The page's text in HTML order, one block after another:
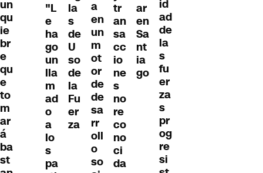
un
qu
ie
br
e
qu
e
to
m
ar
á
ba
st
"L
e
ha
go
un
lla
m
ad
o
a
lo
s
pa
la
s
de
U
so
de
la
Fu
er
za
a
en
un
m
ot
or
de
de
sa
rr
oll
o
so
tr
an
sa
cc
io
ne
s
no
re
co
no
ci
da
ar
en
Sa
nt
ia
go
id
ad
de
la
s
fu
er
za
s
pr
og
re
si